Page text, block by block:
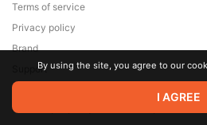
© 2026 Zaya Solutions Limited. All
are the property of their respective
Terms of service
Privacy policy
Brand
SupportBy using the site, you agree to our
I AGREE